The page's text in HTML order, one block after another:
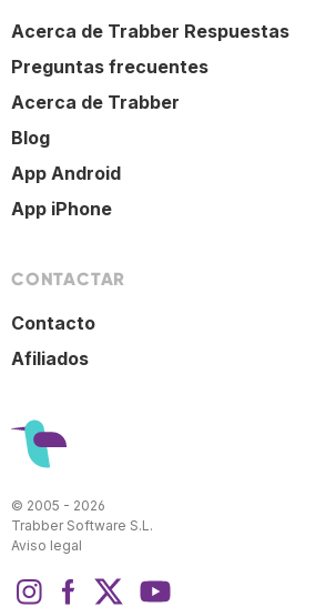
Acerca de Trabber Respuestas
Preguntas frecuentes
Acerca de Trabber
Blog
App Android
App iPhone
CONTACTAR
Contacto
Afiliados
© 2005 - 2026
Trabber Software S.L.
Aviso legal